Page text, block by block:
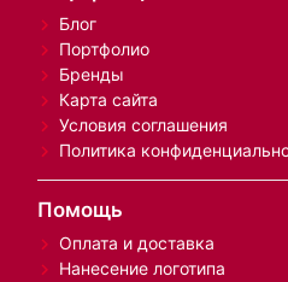
Блог
Портфолио
Бренды
Карта сайта
Условия соглашения
Политика
Помощь
Оплата и доставка
Нанесение логотипа